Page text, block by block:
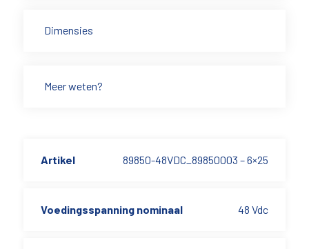
Dimensies
Meer weten?
Artikel 89850-48VDC_89850003 – 6×25
Voedingsspanning nominaal 48 Vdc